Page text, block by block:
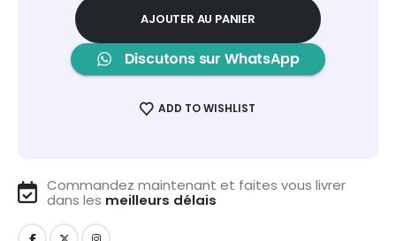
AJOUTER AU PANIER
Discutons sur WhatsApp
ADD TO WISHLIST
Commandez maintenant et faites vous livrer
dans les meilleurs délais